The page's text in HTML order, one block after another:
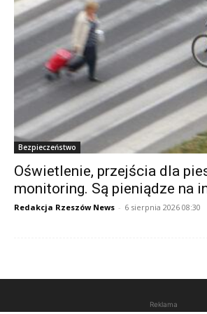
Bezpieczeństwo
Oświetlenie, przejścia dla
monitoring. Są pieniądze na
Redakcja Rzeszów News - 6 sierpnia 2026 08:30
Reklama